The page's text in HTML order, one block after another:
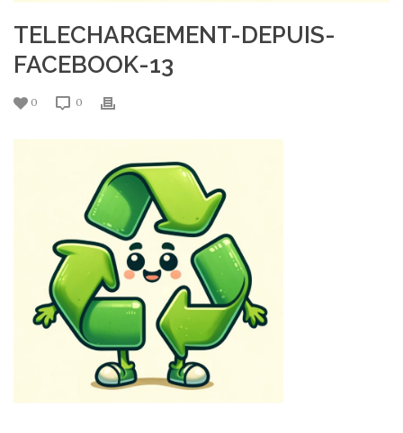
TELECHARGEMENT-DEPUIS-
FACEBOOK-13
0 0